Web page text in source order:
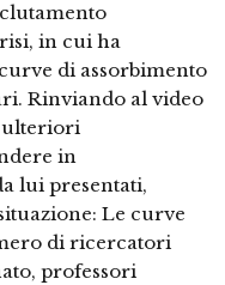
in cui ha
di assorbimento
Rinviando al video
ulteriori
in
lui presentati,
Le curve
di ricercatori
professori